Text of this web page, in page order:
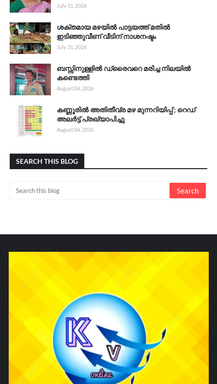
July 31, 2026
ശക്തമായ മഴയിൽ പാട്ടയത്ത് മതിൽ
ഇടിഞ്ഞുവീണ് വീടിന് നാശനഷ്ടം
July 31, 2026
ബസ്സിനുള്ളിൽ ഡ്രൈവറെ മരിച്ച നിലയിൽ
കണ്ടെത്തി
August 04, 2026
കണ്ണൂരിൽ അതിതീവ്ര മഴ മുന്നറിയിപ്പ് ; റെഡ്
അലർട്ട് പ്രഖ്യാപിച്ചു
August 04, 2026
SEARCH THIS BLOG